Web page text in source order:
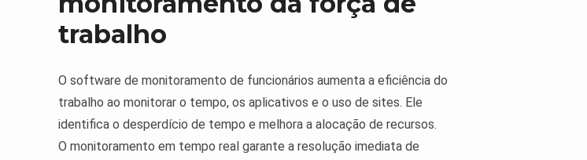
trabalho
O software de monitoramento de funcionários aumenta a eficiência do
trabalho ao monitorar o tempo, os aplicativos e o uso de sites. Ele
identifica o desperdício de tempo e melhora a alocação de recursos.
O monitoramento em tempo real garante a resolução imediata de